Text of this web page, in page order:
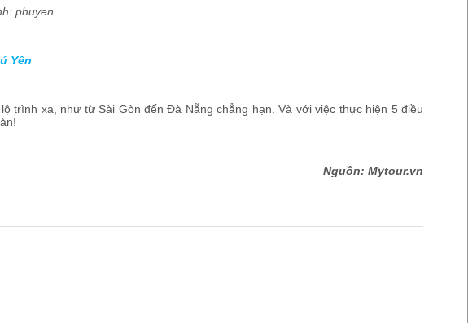
phuyen
Yên
trình xa, như từ Sài Gòn đến Đà Nẵng chẳng hạn. Và với việc thực hiện 5 điều
Nguồn: Mytour.vn